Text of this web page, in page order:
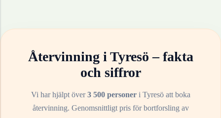
Återvinning iTyresö – fakta
och siffror
Vi har hjälpt över3 500 personeri Tyresöatt boka
återvinning. Genomsnittligt pris för bortforsling av